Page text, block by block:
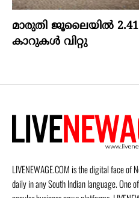
മാരുതി ജൂലൈയിൽ
കാറുകൾ വിറ്റു
LIVENEWAGE.COM is the digital face of
daily in any South Indian language. One